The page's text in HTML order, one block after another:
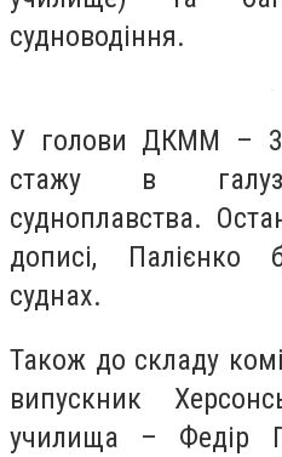
судноводіння.
У голови ДКММ –
стажу в галузі
судноплавства.
дописі, Палієнко
суднах.
Також до складу
випускник
училища – Федір